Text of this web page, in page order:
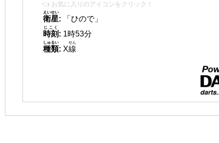
👈 お気に入りのアイコンをクリック！
衛星
えいせい
:
「ひので」
時刻
じこく
: 1時53分
種類
しゅるい
: X線
せん